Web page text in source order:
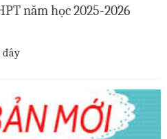
năm học 2025-2026
đây